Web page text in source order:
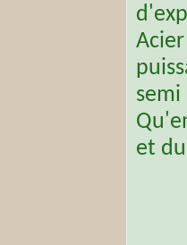
semi
et